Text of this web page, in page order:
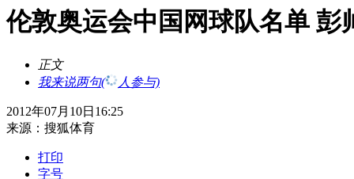
伦敦奥运会中国网球队名单 彭
正文
我来说两句( 人参与)
2012年07月10日16:25
来源： 搜狐体育
打印
字号